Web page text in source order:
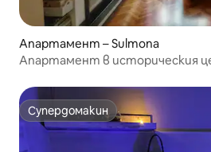
Апартамент – Sulmona
Апартамент в историческия
Супердомакин
Супердомакин